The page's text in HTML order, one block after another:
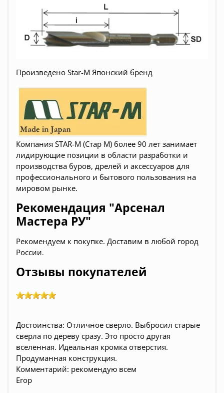
Произведено Star-M Японский бренд
Компания STAR-M (Стар М) более 90 лет занимает
лидирующие позиции в области разработки и
производства буров, дрелей и аксессуаров для
профессионального и бытового пользования на
мировом рынке.
Рекомендация "Арсенал
Мастера РУ"
Рекомендуем к покупке. Доставим в любой город
России.
Отзывы покупателей
Достоинства: Отличное сверло. Выбросил старые
сверла по дереву сразу. Это просто другая
вселенная. Идеальная кромка отверстия.
Продуманная конструкция.
Комментарий: рекомендую всем
Егор